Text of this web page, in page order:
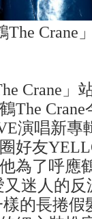
Crane
Crane」
The Crane
演唱新專
好友
為了呼應
迷人的
樣的長捲